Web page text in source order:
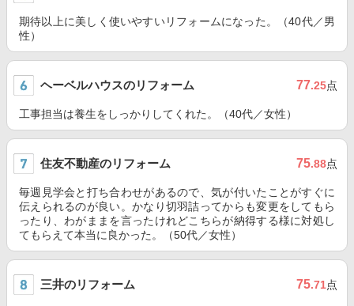
期待以上に美しく使いやすいリフォームになった。（40代／男
性）
ヘーベルハウスのリフォーム 77.25点
工事担当は養生をしっかりしてくれた。（40代／女性）
住友不動産のリフォーム 75.88点
毎週見学会と打ち合わせがあるので、気が付いたことがすぐに
伝えられるのが良い。かなり切羽詰ってからも変更をしてもら
ったり、わがままを言ったけれどこちらが納得する様に対処し
てもらえて本当に良かった。（50代／女性）
三井のリフォーム 75.71点